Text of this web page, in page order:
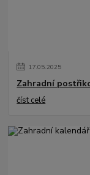
17.05.2025
Zahradní
číst celé